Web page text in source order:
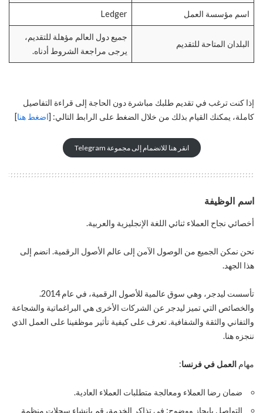
اسم مؤسسة العمل Ledger
البلدان المتاحة للتقديم
جميع دول العالم مؤهلة للتقديم،
يرجى مراجعة الشروط أدناه.
إذا كنت ترغب في تقديم طلبك مباشرة دون الحاجة إلى قراءة التفاصيل
كاملة، يمكنك القيام بذلك من خلال الضغط على الرابط التالي: [اضغط هنا]
انقر هنا للانضمام إلى مجموعة Telegram
اسم الوظيفة
أخصائي نجاح العملاء ثنائي اللغة الإنجليزية والعربية.
نحن نمكن الجميع من الوصول الآمن إلى عالم الأصول الرقمية. انضم إلى
هذا الجهد.
تأسست ليدجر، وهي سوق عالمية للأصول الرقمية، في عام 2014.
والخصائص التي تميز ليدجر عن الشركات الأخرى هي البراغماتية والشجاعة
والتفاني والثقة والشفافية. تعرف على كيفية تأثير موظفينا على العمل الذي
ننجزه هنا.
مهام العمل في فرنسا:
ضمان رضا العملاء ومعالجة متطلبات العملاء العادية.
التواصل بإيجاز ووضوح: في تذاكر الخدمة، قم بإنشاء سجلات منظمة